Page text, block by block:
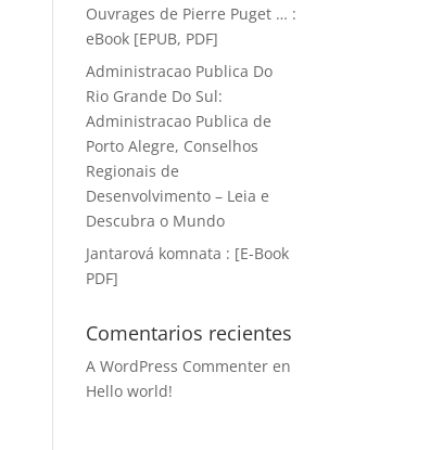
Ouvrages de Pierre Puget … :
eBook [EPUB, PDF]
Administracao Publica Do
Rio Grande Do Sul:
Administracao Publica de
Porto Alegre, Conselhos
Regionais de
Desenvolvimento – Leia e
Descubra o Mundo
Jantarová komnata : [E-Book
PDF]
Comentarios recientes
A WordPress Commenter en
Hello world!